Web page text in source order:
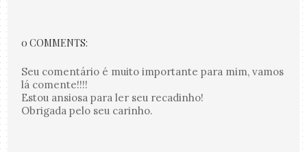
0 COMMENTS:
Seu comentário é muito importante para mim, vamos
lá comente!!!!
Estou ansiosa para ler seu recadinho!
Obrigada pelo seu carinho.